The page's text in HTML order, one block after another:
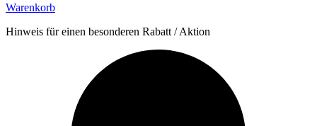
Warenkorb
Hinweis für einen besonderen Rabatt / Aktion